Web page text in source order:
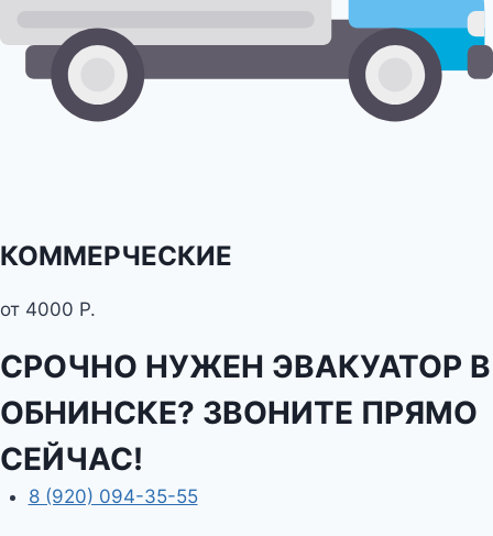
КОММЕРЧЕСКИЕ
от 4000 Р.
СРОЧНО НУЖЕН ЭВАКУАТОР В
ОБНИНСКЕ? ЗВОНИТЕ ПРЯМО
СЕЙЧАС!
8 (920) 094-35-55